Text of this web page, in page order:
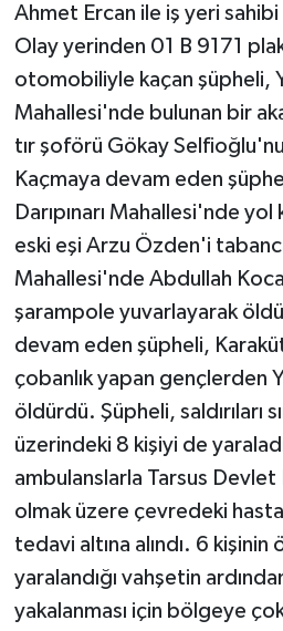
Ahmet Ercan ile iş yeri
Olay yerinden 01 B 9171
otomobiliyle kaçan şüpheli,
Mahallesi'nde bulunan bir
tır şoförü Gökay
Kaçmaya devam eden
Darıpınarı Mahallesi'nde
eski eşi Arzu Özden'i
Mahallesi'nde Abdullah
şarampole yuvarlayarak
devam eden şüpheli,
çobanlık yapan gençlerden
öldürdü. Şüpheli, saldırıları
üzerindeki 8 kişiyi de
ambulanslarla Tarsus
olmak üzere çevredeki
tedavi altına alındı. 6
yaralandığı vahşetin
yakalanması için bölgeye